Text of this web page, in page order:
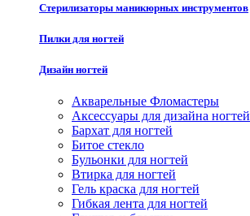
Стерилизаторы маникюрных инструментов
Пилки для ногтей
Дизайн ногтей
Акварельные Фломастеры
Аксессуары для дизайна ногтей
Бархат для ногтей
Битое стекло
Бульонки для ногтей
Втирка для ногтей
Гель краска для ногтей
Гибкая лента для ногтей